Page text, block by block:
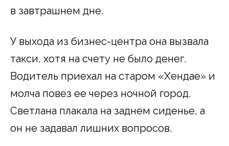
в завтрашнем дне.
У выхода из бизнес-центра она вызвала
такси, хотя на счету не было денег.
Водитель приехал на старом «Хендае» и
молча повез ее через ночной город.
Светлана плакала на заднем сиденье, а
он не задавал лишних вопросов.